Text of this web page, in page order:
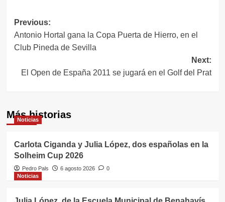
Navegación
de
Previous:
Antonio Hortal gana la Copa Puerta de Hierro, en el
Club Pineda de Sevilla
Next:
El Open de España 2011 se jugará en el Golf del Prat
Más historias
Noticias
Carlota Ciganda y Julia López, dos españolas en la
Solheim Cup 2026
Pedro Pals 6 agosto 2026
0
Noticias